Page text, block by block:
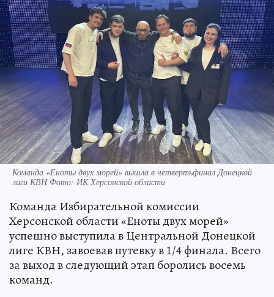
Команда «Еноты двух морей» вышла в четвертьфинал Донецкой
лиги КВН Фото: ИК Херсонской области
Команда Избирательной комиссии
Херсонской области «Еноты двух морей»
успешно выступила в Центральной Донецкой
лиге КВН, завоевав путевку в 1/4 финала. Всего
за выход в следующий этап боролись восемь
команд.